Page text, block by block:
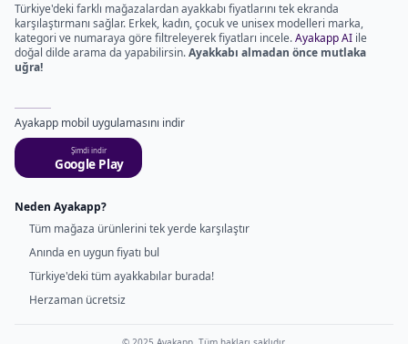
Türkiye'deki farklı mağazalardan ayakkabı fiyatlarını tek ekranda
karşılaştırmanı sağlar. Erkek, kadın, çocuk ve unisex modelleri marka,
kategori ve numaraya göre filtreleyerek fiyatları incele.Ayakapp AI ile
doğal dilde arama da yapabilirsin.Ayakkabı almadan önce mutlaka
uğra!
Ayakapp mobil uygulamasını indir
Şimdi indir
Google Play
Neden Ayakapp?
Tüm mağaza ürünlerini tek yerde karşılaştır
Anında en uygun fiyatı bul
Türkiye'deki tüm ayakkabılar burada!
Herzaman ücretsiz